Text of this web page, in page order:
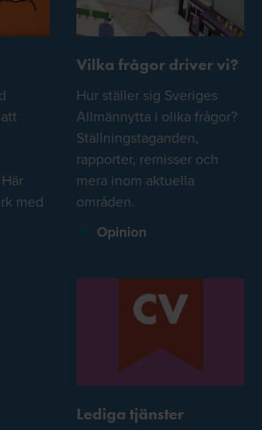
med
Vilka frågor driver vi?
Hur ställer sig Sveriges
Allmännytta i olika frågor?
Ställningstaganden,
rapporter, remisser och
mera inom aktuella
områden.
Opinion
Lediga tjänster